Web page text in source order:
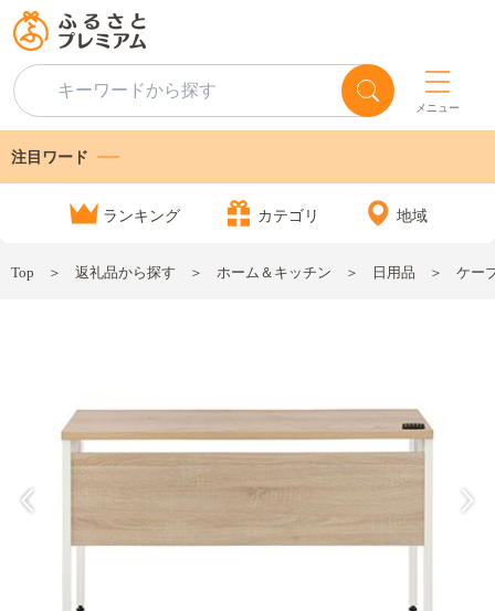
メニュー
注目ワード
ランキング カテゴリ 地域
Top 返礼品から探す ホーム＆キッチン 日用品 ケー